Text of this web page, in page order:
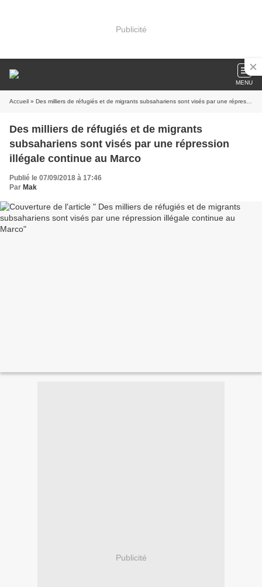
Publicité
MENU
Accueil » Des milliers de réfugiés et de migrants subsahariens sont visés par une répression illégale continue au Marco
Des milliers de réfugiés et de migrants
subsahariens sont visés par une répression
illégale continue au Marco
Publié le 07/09/2018 à 17:46
Par Mak
Publicité